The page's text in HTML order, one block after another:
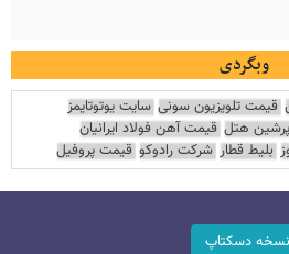
وبگردی
قیمت تلویزیون سونی سایت یوتوتایمز
پرشین هتل قیمت آهن فولاد ایرانیان
بلیط قطار شرکت رادوکو قیمت پروفیل
نسخه دسکتاپ